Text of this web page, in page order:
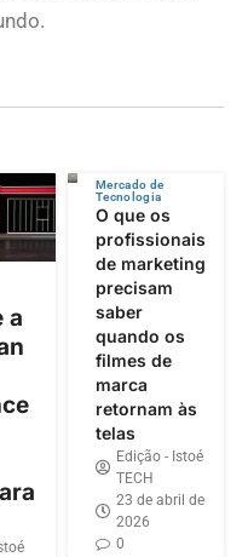
a
Mercado de
Tecnologia
O que os
profissionais
de marketing
precisam
saber
quando os
filmes de
marca
retornam às
telas
Edição - Istoé
TECH
23 de abril de
2026
0